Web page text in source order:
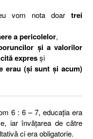
vom nota doar trei
a pericolelor,
și a valorilor
expresși
erau (și sunt și acum)
6 : 6 – 7, educația era
iar învățarea de către
ci era obligatorie.